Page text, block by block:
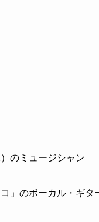
のミュージシャン
」のボーカル・ギタ